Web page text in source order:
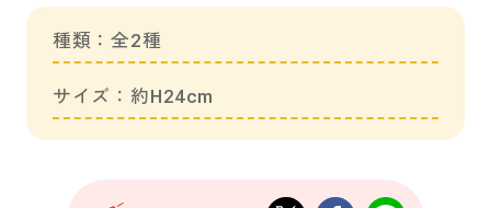
種類：全2種
サイズ：約H24cm